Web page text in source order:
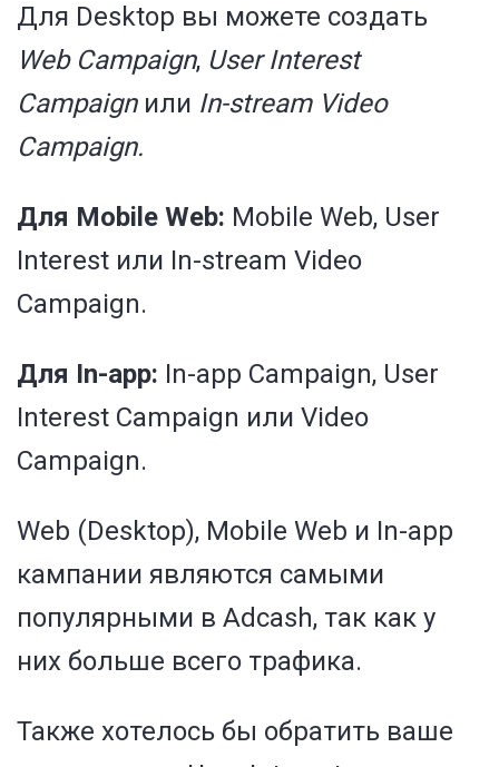
Для Desktop вы можете создать
Web Campaign, User Interest
Campaignили In-stream Video
Campaign.
Для Mobile Web: Mobile Web, User
Interest или In-stream Video
Campaign.
Для In-app: In-app Campaign, User
Interest Campaign или Video
Campaign.
Web (Desktop), Mobile Web и In-app
кампании являются самыми
популярными в Adcash, так как у
них больше всего трафика.
Также хотелось бы обратить ваше